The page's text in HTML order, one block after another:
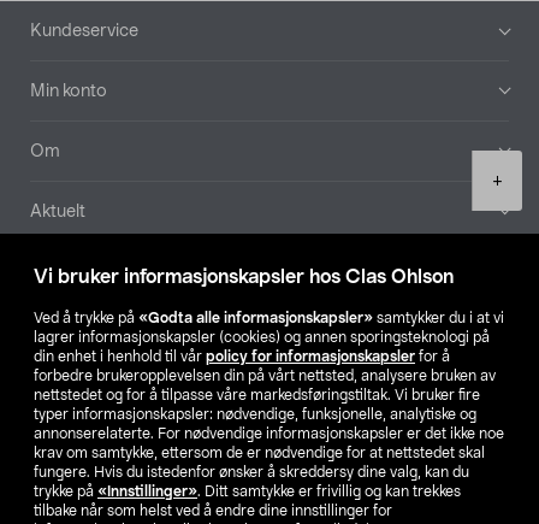
Vi bruker informasjonskapsler hos Clas Ohlson
Ved å trykke på «Godta alle informasjonskapsler» samtykker du i at vi
lagrer informasjonskapsler (cookies) og annen sporingsteknologi på
din enhet i henhold til vår policy for informasjonskapsler for å
forbedre brukeropplevelsen din på vårt nettsted, analysere bruken av
nettstedet og for å tilpasse våre markedsføringstiltak. Vi bruker fire
typer informasjonskapsler: nødvendige, funksjonelle, analytiske og
annonserelaterte. For nødvendige informasjonskapsler er det ikke noe
krav om samtykke, ettersom de er nødvendige for at nettstedet skal
fungere. Hvis du istedenfor ønsker å skreddersy dine valg, kan du
trykke på «Innstillinger». Ditt samtykke er frivillig og kan trekkes
tilbake når som helst ved å endre dine innstillinger for
+
Bunntekst
Kundeservice
Min konto
Om
Aktuelt
Våre selskaper
Finn din butikk
SE NO FI